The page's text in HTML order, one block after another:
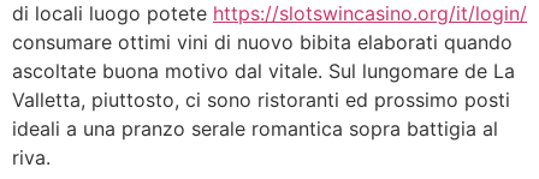
di locali luogo potete https://slotswincasino.org/it/login/
consumare ottimi vini di nuovo bibita elaborati quando
ascoltate buona motivo dal vitale. Sul lungomare de La
Valletta, piuttosto, ci sono ristoranti ed prossimo posti
ideali a una pranzo serale romantica sopra battigia al
riva.